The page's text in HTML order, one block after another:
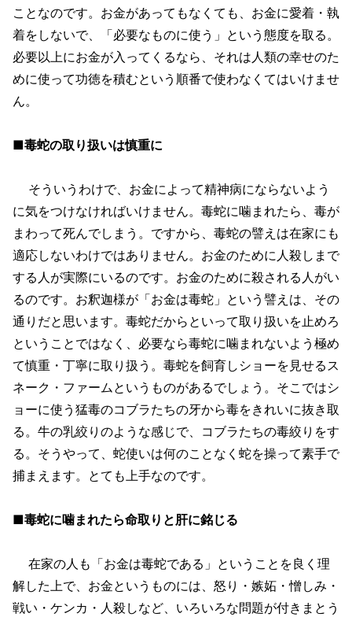
ことなのです。お金があってもなくても、お金に愛着・執
着をしないで、「必要なものに使う」という態度を取る。
必要以上にお金が入ってくるなら、それは人類の幸せのた
めに使って功徳を積むという順番で使わなくてはいけませ
ん。
■毒蛇の取り扱いは慎重に
そういうわけで、お金によって精神病にならないよう
に気をつけなければいけません。毒蛇に噛まれたら、毒が
まわって死んでしまう。ですから、毒蛇の譬えは在家にも
適応しないわけではありません。お金のために人殺しまで
する人が実際にいるのです。お金のために殺される人がい
るのです。お釈迦様が「お金は毒蛇」という譬えは、その
通りだと思います。毒蛇だからといって取り扱いを止めろ
ということではなく、必要なら毒蛇に噛まれないよう極め
て慎重・丁寧に取り扱う。毒蛇を飼育しショーを見せるス
ネーク・ファームというものがあるでしょう。そこではシ
ョーに使う猛毒のコブラたちの牙から毒をきれいに抜き取
る。牛の乳絞りのような感じで、コブラたちの毒絞りをす
る。そうやって、蛇使いは何のことなく蛇を操って素手で
捕まえます。とても上手なのです。
■毒蛇に噛まれたら命取りと肝に銘じる
在家の人も「お金は毒蛇である」ということを良く理
解した上で、お金というものには、怒り・嫉妬・憎しみ・
戦い・ケンカ・人殺しなど、いろいろな問題が付きまとう